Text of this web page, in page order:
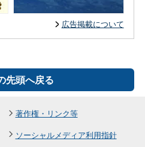
広告掲載について
先頭へ戻る
著作権・リンク等
ソーシャルメディア利用指針